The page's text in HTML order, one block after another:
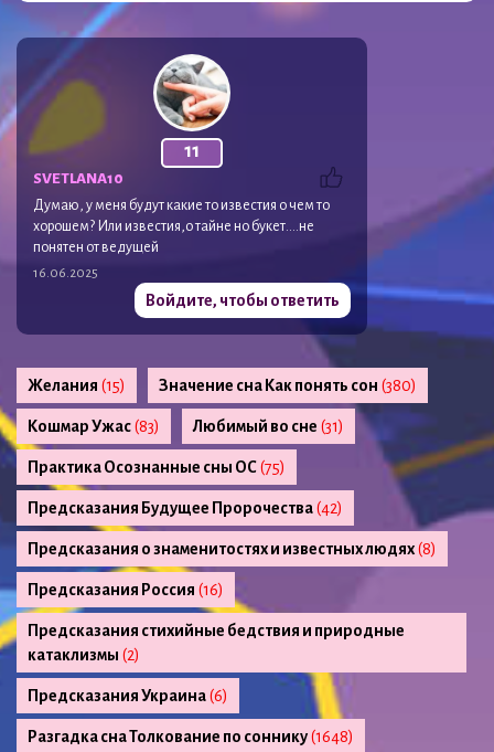
11
SVETLANA10
Думаю, у меня будут какие то известия о чем то
хорошем? Или известия,о тайне но букет….не
понятен от ведущей
16.06.2025
Войдите, чтобы ответить
Желания (15) Значение сна Как понять сон (380)
Кошмар Ужас(83) Любимый во сне (31)
Практика Осознанные сны ОС(75)
Предсказания Будущее Пророчества(42)
Предсказания о знаменитостях и известных людях(8)
Предсказания Россия (16)
Предсказания стихийные бедствия и природные
катаклизмы (2)
Предсказания Украина(6)
Разгадка сна Толкование по соннику(1648)